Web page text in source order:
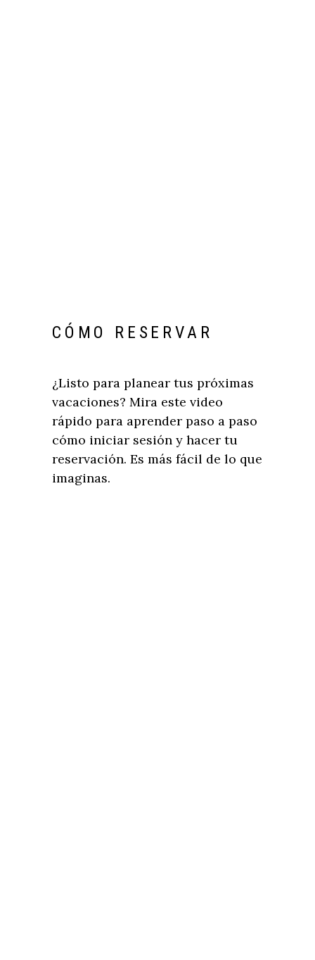
CÓMO RESERVAR
¿Listo para planear tus próximas
vacaciones? Mira este video
rápido para aprender paso a paso
cómo iniciar sesión y hacer tu
reservación. Es más fácil de lo que
imaginas.